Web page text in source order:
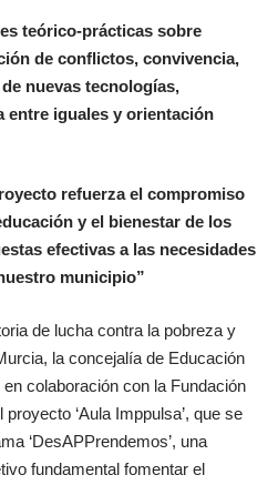
teórico-prácticas sobre
de conflictos, convivencia,
nuevas tecnologías,
entre iguales y orientación
refuerza el compromiso
y el bienestar de los
efectivas a las necesidades
municipio”
de lucha contra la pobreza y
la concejalía de Educación
colaboración con la Fundación
‘Aula Imppulsa’, que se
‘DesAPPrendemos’, una
fundamental fomentar el